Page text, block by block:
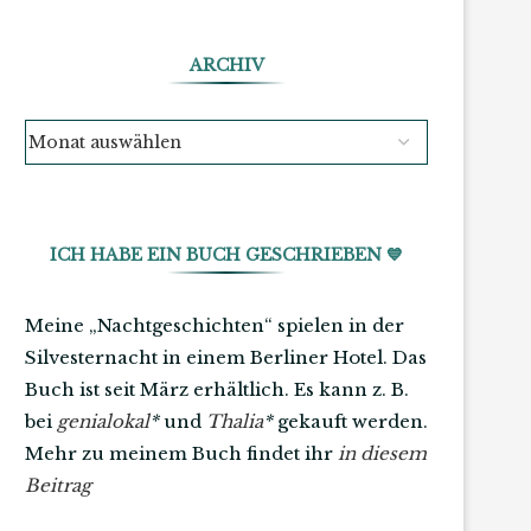
ARCHIV
ICH HABE EIN BUCH GESCHRIEBEN 💙
Meine „Nachtgeschichten“ spielen in der
Silvesternacht in einem Berliner Hotel. Das
Buch ist seit März erhältlich. Es kann z. B.
bei genialokal*und Thalia*gekauft werden.
Mehr zu meinem Buch findet ihr in diesem
Beitrag